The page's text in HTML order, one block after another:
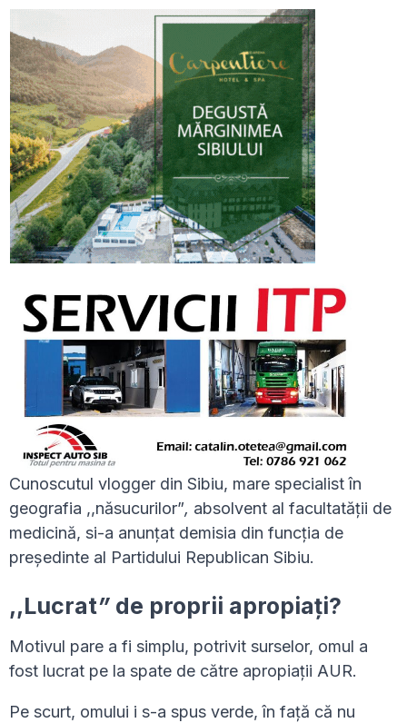
Cunoscutul vlogger din Sibiu, mare specialist în
geografia ,,năsucurilor”, absolvent al facultatății de
medicină, si-a anunțat demisia din funcția de
președinte al Partidului Republican Sibiu.
,,Lucrat” de proprii apropiați?
Motivul pare a fi simplu, potrivit surselor, omul a
fost lucrat pe la spate de către apropiații AUR.
Pe scurt, omului i s-a spus verde, în față că nu